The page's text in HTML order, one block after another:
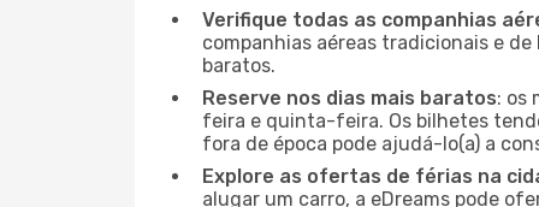
Verifique todas as companhias
companhias aéreas tradicionais e
baratos.
Reserve nos dias mais baratos: os
feira e quinta-feira. Os bilhetes
fora de época pode ajudá-lo(a) a
Explore as ofertas de férias na
alugar um carro, a eDreams pode